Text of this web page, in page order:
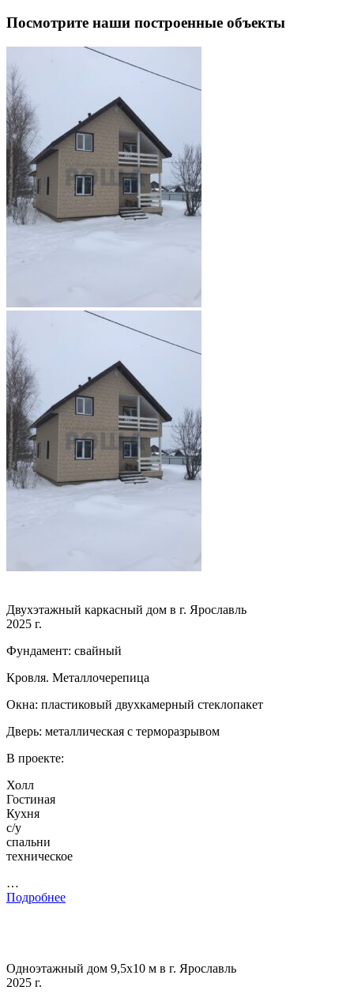
Посмотрите наши построенные объекты
Двухэтажный каркасный дом в г. Ярославль
2025 г.
Фундамент: свайный
Кровля. Металлочерепица
Окна: пластиковый двухкамерный стеклопакет
Дверь: металлическая с терморазрывом
В проекте:
Холл
Гостиная
Кухня
с/у
спальни
техническое
…
Подробнее
Одноэтажный дом 9,5х10 м в г. Ярославль
2025 г.